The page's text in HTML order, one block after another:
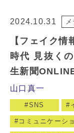
2024.10.31
【フェイク
時代 見抜く
生新聞ONLINE
山口真一
SNS
コミュニケーシ